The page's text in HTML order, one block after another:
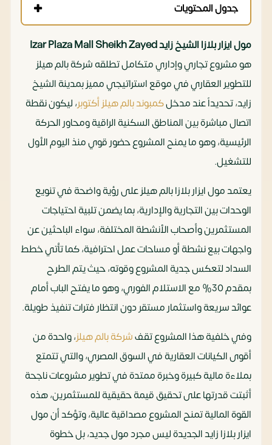
جدول المحتويات
مول ايزار بلازا الشيخ زايد Izar Plaza Mall Sheikh Zayed
هو مشروع تجاري وإداري متكامل تطلقه شركة بالم هيلز
للتطوير العقاري في موقع استراتيجي مميز بمدينة الشيخ
زايد، تحديداً عند مدخلكمبوند بالم هيلز أكتوبر، ليكون نقطة
اتصال مباشرة بين المناطق السكنية الراقية ومحاور الحركة
الرئيسية، وهو ما يمنح المشروع حضور قوي منذ اليوم الأول
للتشغيل.
يعتمد مول ايزار بلازا بالم هيلز على رؤية واضحة في تنويع
الوحدات بين التجارية والإدارية، بما يضمن تلبية احتياجات
المستثمرين وأصحاب الأنشطة المختلفة، سواء الباحثين عن
واجهات بيع نشطة أو مساحات عمل احترافية، كما تأتي خطط
السداد لتعكس جدية المشروع وقوته، حيث يتم الطرح
بمقدم 30% مع الاستلام الفوري، وهو ما يفتح الباب أمام
عوائد سريعة واستثمار مستقر دون انتظار فترات تنفيذ طويلة.
وفي خلفية هذا المشروع تقفشركة بالم هيلز، واحدة من
أقوى الكيانات العقارية في السوق المصري، والتي تتمتع
بملاءة مالية كبيرة وخبرة ممتدة في تطوير مشروعات ناجحة
أثبتت قدرتها على تحقيق قيمة حقيقية للمستثمرين، هذه
القوة المالية تمنح المشروع مصداقية عالية، وتؤكد أن مول
ايزار بلازا زايد الجديدة ليس مجرد مول جديد، بل خطوة